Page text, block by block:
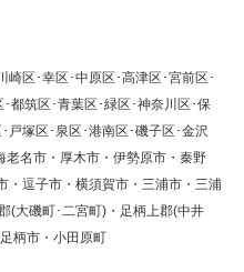
区･幸区･中原区･高津区･宮前区･
都筑区･青葉区･緑区･神奈川区･保
戸塚区･泉区･港南区･磯子区･金沢
老名市・厚木市・伊勢原市・秦野
・逗子市・横須賀市・三浦市・三浦
(大磯町･二宮町)・足柄上郡(中井
柄市・小田原町